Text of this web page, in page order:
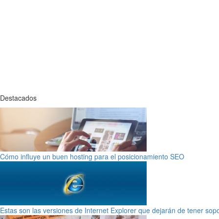
Destacados
Cómo influye un buen hosting para el posicionamiento SEO
Estas son las versiones de Internet Explorer que dejarán de tener